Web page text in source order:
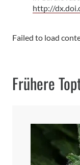
http://
Failed to load
Frühere